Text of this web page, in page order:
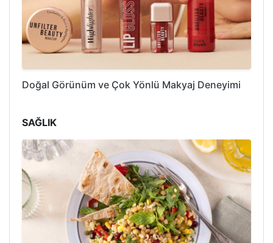
Doğal Görünüm ve Çok Yönlü Makyaj Deneyimi
SAĞLIK